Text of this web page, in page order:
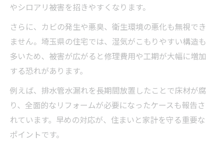
水漏れ予防に役立つチェックリストの活用
法
プロが勧めるトイレ水漏れ防止習慣のコツ
埼玉の住まいで選ぶ安心のトイレ水漏れ対策
トイレ水漏れ対策は信頼できる業者選びが
重要
埼玉の住まい向け水漏れ予防サービスの活
用法
早期発見でトイレ水漏れ被害を最小限に抑
やシロアリ被害を招きやすくなります。
さらに、カビの発生や悪臭、衛生環境の悪化も無視でき
ません。埼玉県の住宅では、湿気がこもりやすい構造も
多いため、被害が広がると修理費用や工期が大幅に増加
する恐れがあります。
例えば、排水管水漏れを長期間放置したことで床材が腐
り、全面的なリフォームが必要になったケースも報告さ
れています。早めの対応が、住まいと家計を守る重要な
ポイントです。